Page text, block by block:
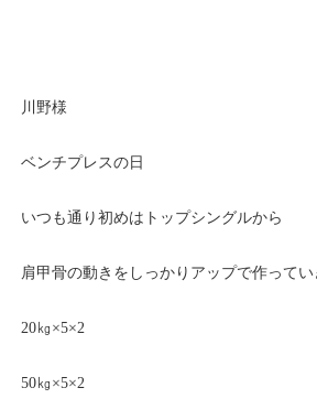
川野様
ベンチプレスの日
いつも通り初めはトップシングルから
肩甲骨の動きをしっかりアップで作ってい
20㎏×5×2
50㎏×5×2